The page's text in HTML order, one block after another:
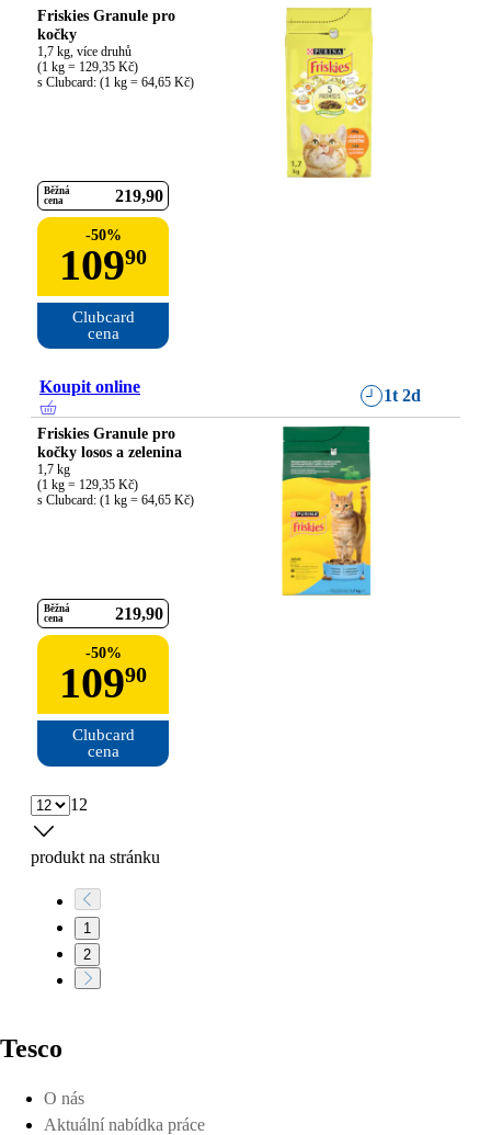
Friskies Granule pro
kočky
1,7 kg, více druhů
(1 kg = 129,35 Kč)
s Clubcard: (1 kg = 64,65 Kč)
Běžná
cena
219 90
-50%
10990
Clubcard
cena
Koupit online 1t 2d
Friskies Granule pro
kočky losos a zelenina
1,7 kg
(1 kg = 129,35 Kč)
s Clubcard: (1 kg = 64,65 Kč)
Běžná
cena
219 90
-50%
10990
Clubcard
cena
12
produkt na stránku
1
2
Tesco
O nás
Aktuální nabídka práce